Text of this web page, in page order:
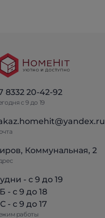
8332 20-42-92
с 9 до 19
Коммунальная, 2
- с 9 до 19
- с 9 до 18
- с 9 до 17
работы